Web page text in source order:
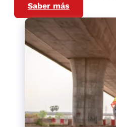
Saber más